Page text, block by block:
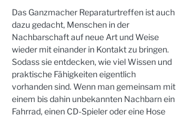
Das Ganzmacher Reparaturtreffen ist auch
dazu gedacht, Menschen in der
Nachbarschaft auf neue Art und Weise
wieder mit einander in Kontakt zu bringen.
Sodass sie entdecken, wie viel Wissen und
praktische Fähigkeiten eigentlich
vorhanden sind. Wenn man gemeinsam mit
einem bis dahin unbekannten Nachbarn ein
Fahrrad, einen CD-Spieler oder eine Hose